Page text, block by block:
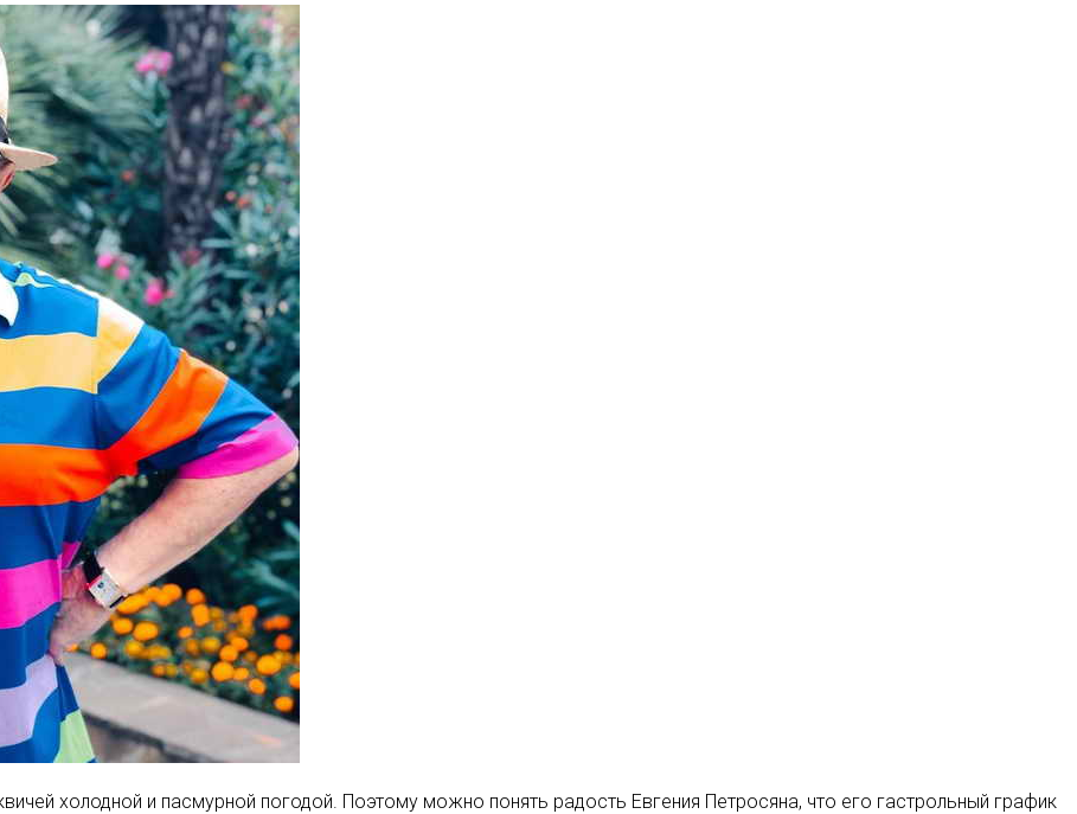
холодной и пасмурной погодой. Поэтому можно понять радость Евгения Петросяна, что его гастрольный график